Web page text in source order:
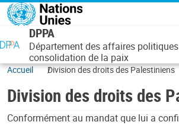
Aller au contenu principal
DPPA
Département des affaires
consolidation de la paix
Accueil Division des droits des Palestiniens
Division des droits des
Conformément au mandat que lui a